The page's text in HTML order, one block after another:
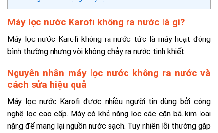
Máy lọc nước Karofi không ra nước là gì?
Máy lọc nước Karofi không ra nước tức là máy hoạt động
bình thường nhưng vòi không chảy ra nước tinh khiết.
Nguyên nhân máy lọc nước không ra nước và
cách sửa hiệu quả
Máy lọc nước Karofi được nhiều người tin dùng bởi công
nghệ lọc cao cấp. Máy có khả năng lọc các cặn bã, kim loại
nặng để mang lại nguồn nước sạch. Tuy nhiên lỗi thường gặp